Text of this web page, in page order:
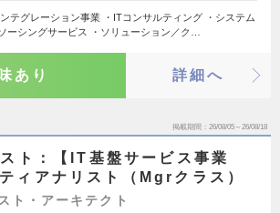
テグレーション事業 ・ITコンサルティング ・システム
ーシングサービス ・ソリューション／ク…
あり 詳細へ
掲載期間 26/08/05～26/08/18
ト：【IT基盤サービス事業
ィアナリスト（Mgrクラス）
ト・アーキテクト